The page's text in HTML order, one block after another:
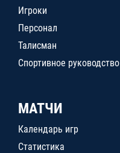
Игроки
Персонал
Талисман
Спортивное руководство
МАТЧИ
Календарь игр
Статистика